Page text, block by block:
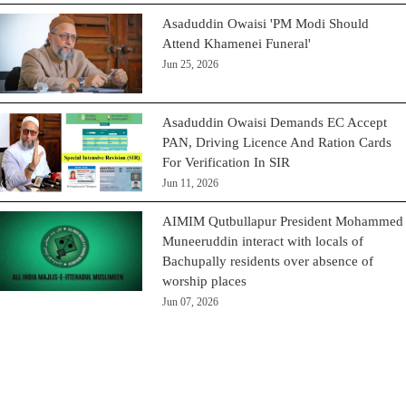
Asaduddin Owaisi 'PM Modi Should
Attend Khamenei Funeral'
Jun 25, 2026
Asaduddin Owaisi Demands EC Accept
PAN, Driving Licence And Ration Cards
For Verification In SIR
Jun 11, 2026
AIMIM Qutbullapur President Mohammed
Muneeruddin interact with locals of
Bachupally residents over absence of
worship places
Jun 07, 2026